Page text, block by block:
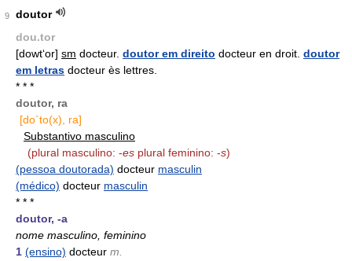
9
doutor
dou.tor
[dowt‘or] sm docteur. doutor em direito docteur en droit. doutor
em letras docteur ès lettres.
* * *
doutor, ra
[do`to(x), ra]
Substantivo masculino
(plural masculino: -es plural feminino: -s)
(pessoa doutorada) docteur masculin
(médico) docteur masculin
* * *
doutor, -a
nome masculino, feminino
1 (ensino) docteur m.